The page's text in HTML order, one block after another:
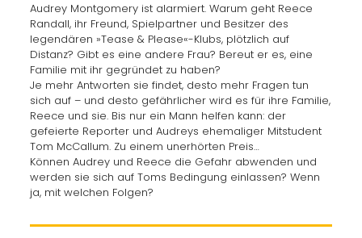
Audrey Montgomery ist alarmiert. Warum geht Reece
Randall, ihr Freund, Spielpartner und Besitzer des
legendären »Tease & Please«-Klubs, plötzlich auf
Distanz? Gibt es eine andere Frau? Bereut er es, eine
Familie mit ihr gegründet zu haben?
Je mehr Antworten sie findet, desto mehr Fragen tun
sich auf – und desto gefährlicher wird es für ihre Familie,
Reece und sie. Bis nur ein Mann helfen kann: der
gefeierte Reporter und Audreys ehemaliger Mitstudent
Tom McCallum. Zu einem unerhörten Preis…
Können Audrey und Reece die Gefahr abwenden und
werden sie sich auf Toms Bedingung einlassen? Wenn
ja, mit welchen Folgen?